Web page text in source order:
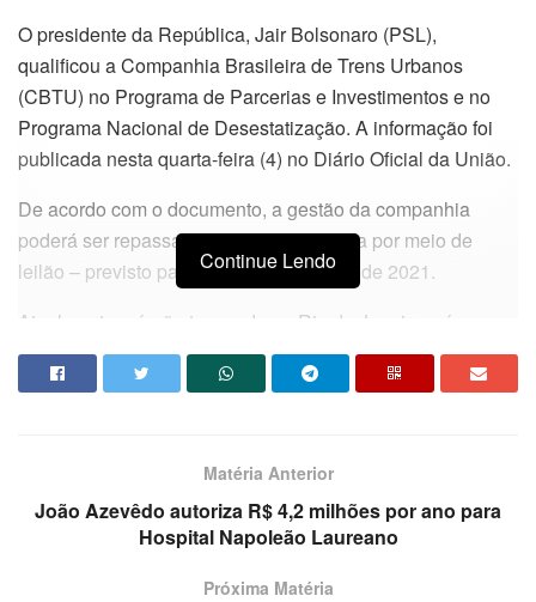
O presidente da República, Jair Bolsonaro (PSL),
qualificou a Companhia Brasileira de Trens Urbanos
(CBTU) no Programa de Parcerias e Investimentos e no
Programa Nacional de Desestatização. A informação foi
publicada nesta quarta-feira (4) no Diário Oficial da União.
De acordo com o documento, a gestão da companhia
poderá ser repassada à iniciativa privada por meio de
leilão – previsto para o terceiro trimestre de 2021.
Atualmente o órgão tem sede no Rio de Janeiro e é
responsável pela operação dos trens urbanos em Belo
Horizonte, Recife, João Pessoa, Natal e Maceió.
Continue Lendo
Matéria Anterior
João Azevêdo autoriza R$ 4,2 milhões por ano para
Hospital Napoleão Laureano
Próxima Matéria